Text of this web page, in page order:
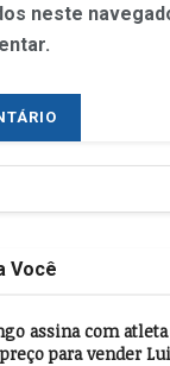
neste
Você
assina com
para vender